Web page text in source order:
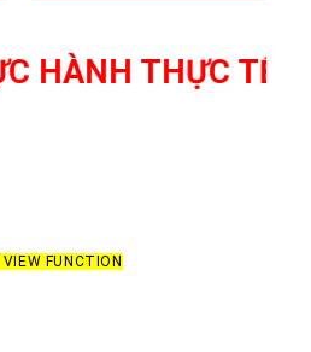
THỰC TẾ TẠI
FUNCTION